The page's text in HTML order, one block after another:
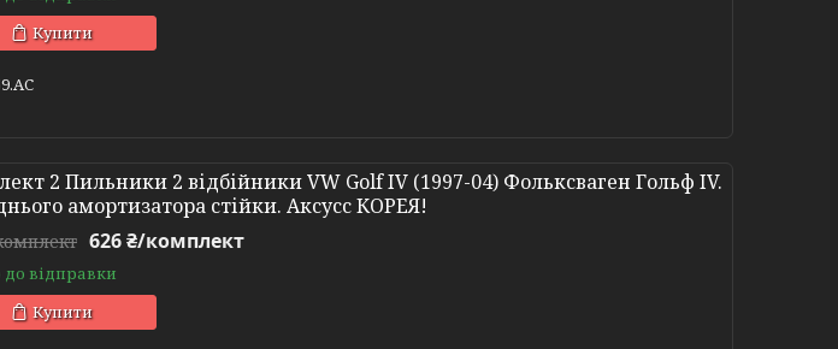
Купити
2 Пильники 2 відбійники VW Golf IV (1997-04) Фольксваген Гольф IV.
амортизатора стійки. Аксусс КОРЕЯ!
626 ₴/комплект
до відправки
Купити